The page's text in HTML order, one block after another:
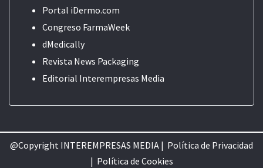
Portal iDermo.com
Congreso FarmaWeek
dMedically
Revista News Packaging
Editorial Interempresas Media
@Copyright INTEREMPRESAS MEDIA | Política de Privacidad
| Política de Cookies